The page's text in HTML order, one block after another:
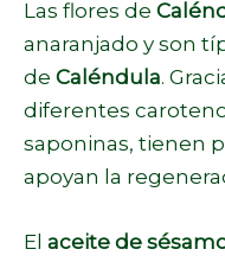
Las flores de
anaranjado y son
de Caléndula.
diferentes
saponinas, tienen
apoyan la
El aceite de